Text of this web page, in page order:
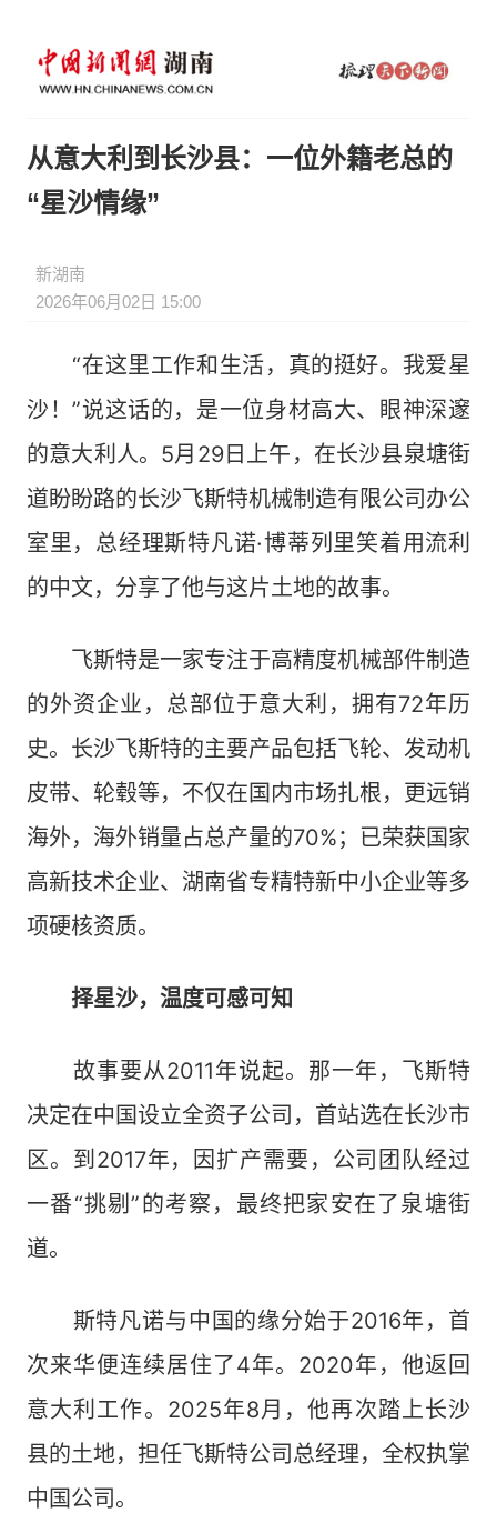
从意大利到长沙县：一位外籍老总的
“星沙情缘”
新湖南
2026年06月02日 15:00
“在这里工作和生活，真的挺好。我爱星
沙！”说这话的，是一位身材高大、眼神深邃
的意大利人。5月29日上午，在长沙县泉塘街
道盼盼路的长沙飞斯特机械制造有限公司办公
室里，总经理斯特凡诺·博蒂列里笑着用流利
的中文，分享了他与这片土地的故事。
飞斯特是一家专注于高精度机械部件制造
的外资企业，总部位于意大利，拥有72年历
史。长沙飞斯特的主要产品包括飞轮、发动机
皮带、轮毂等，不仅在国内市场扎根，更远销
海外，海外销量占总产量的70%；已荣获国家
高新技术企业、湖南省专精特新中小企业等多
项硬核资质。
择星沙，温度可感可知
故事要从2011年说起。那一年，飞斯特
决定在中国设立全资子公司，首站选在长沙市
区。到2017年，因扩产需要，公司团队经过
一番“挑剔”的考察，最终把家安在了泉塘街
道。
斯特凡诺与中国的缘分始于2016年，首
次来华便连续居住了4年。2020年，他返回
意大利工作。2025年8月，他再次踏上长沙
县的土地，担任飞斯特公司总经理，全权执掌
中国公司。